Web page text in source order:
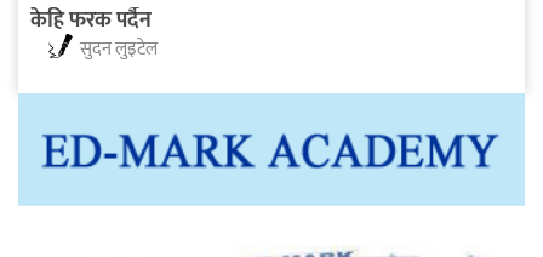
केहि फरक पर्दैन
सुदन लुइटेल